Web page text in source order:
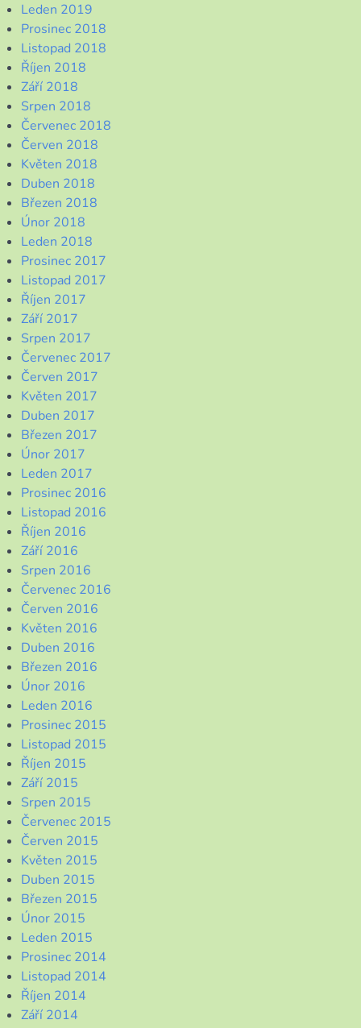
Leden 2019
Prosinec 2018
Listopad 2018
Říjen 2018
Září 2018
Srpen 2018
Červenec 2018
Červen 2018
Květen 2018
Duben 2018
Březen 2018
Únor 2018
Leden 2018
Prosinec 2017
Listopad 2017
Říjen 2017
Září 2017
Srpen 2017
Červenec 2017
Červen 2017
Květen 2017
Duben 2017
Březen 2017
Únor 2017
Leden 2017
Prosinec 2016
Listopad 2016
Říjen 2016
Září 2016
Srpen 2016
Červenec 2016
Červen 2016
Květen 2016
Duben 2016
Březen 2016
Únor 2016
Leden 2016
Prosinec 2015
Listopad 2015
Říjen 2015
Září 2015
Srpen 2015
Červenec 2015
Červen 2015
Květen 2015
Duben 2015
Březen 2015
Únor 2015
Leden 2015
Prosinec 2014
Listopad 2014
Říjen 2014
Září 2014